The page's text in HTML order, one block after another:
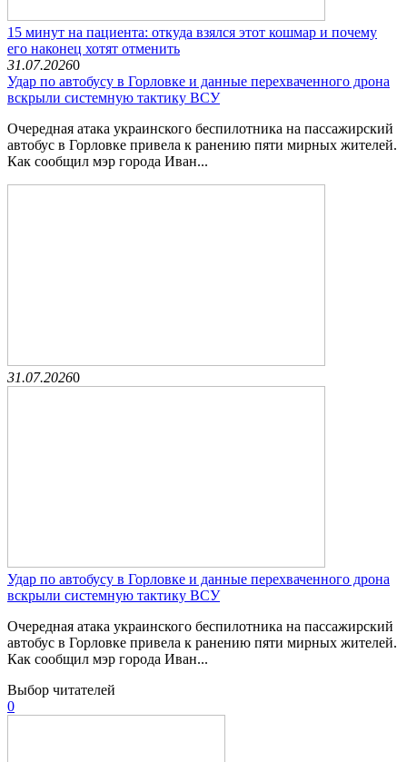
15 минут на пациента: откуда взялся этот кошмар и почему
его наконец хотят отменить
31.07.20260
Удар по автобусу в Горловке и данные перехваченного дрона
вскрыли системную тактику ВСУ
Очередная атака украинского беспилотника на пассажирский
автобус в Горловке привела к ранению пяти мирных жителей.
Как сообщил мэр города Иван...
31.07.20260
Удар по автобусу в Горловке и данные перехваченного дрона
вскрыли системную тактику ВСУ
Очередная атака украинского беспилотника на пассажирский
автобус в Горловке привела к ранению пяти мирных жителей.
Как сообщил мэр города Иван...
Выбор читателей
0